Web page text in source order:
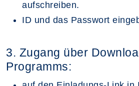
aufschreiben.
ID und das Passwort
3. Zugang über
Programms: